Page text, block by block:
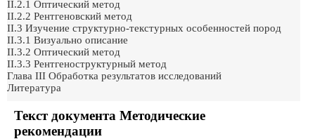
II.2.1 Оптический метод
II.2.2 Рентгеновский метод
II.3 Изучение структурно-текстурных особенностей пород
II.3.1 Визуально описание
II.3.2 Оптический метод
II.3.3 Рентгеноструктурный метод
Глава III Обработка результатов исследований
Литература
Текст документа Методические
рекомендации